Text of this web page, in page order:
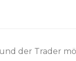
der Trader